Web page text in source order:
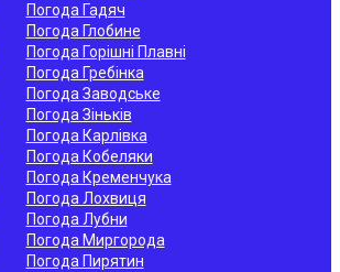
Погода Гадяч
Погода Глобине
Погода Горішні Плавні
Погода Гребінка
Погода Заводське
Погода Зіньків
Погода Карлівка
Погода Кобеляки
Погода Кременчука
Погода Лохвиця
Погода Лубни
Погода Миргорода
Погода Пирятин